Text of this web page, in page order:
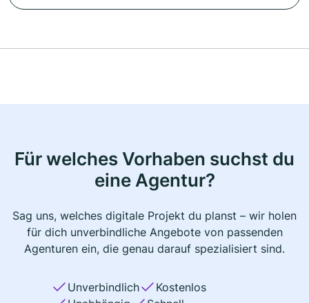
Für welches Vorhaben suchst du
eine Agentur?
Sag uns, welches digitale Projekt du planst – wir holen
für dich unverbindliche Angebote von passenden
Agenturen ein, die genau darauf spezialisiert sind.
Unverbindlich
Kostenlos